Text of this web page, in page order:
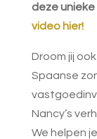
deze
video hier!
Droom jij
Spaanse
Nancy’s
We helpen